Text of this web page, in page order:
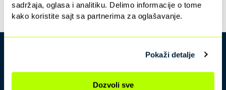
sadržaja, oglasa i analitiku. Delimo informacije o tome
kako koristite sajt sa partnerima za oglašavanje.
Pokaži detalje
Dozvoli sve